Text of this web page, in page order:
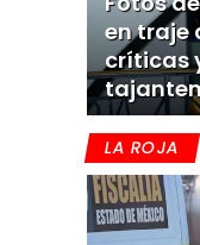
en traje
críticas
LA ROJA